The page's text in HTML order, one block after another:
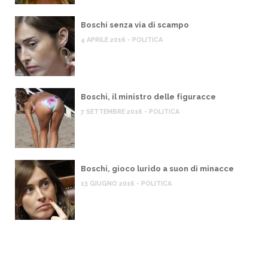
Boschi senza via di scampo
4 APRILE 2016 - POLITICA
Boschi, il ministro delle figuracce
7 SETTEMBRE 2016 - POLITICA
Boschi, gioco lurido a suon di minacce
13 GIUGNO 2016 - POLITICA